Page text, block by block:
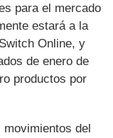
para el mercado
estará a la
Online, y
de enero de
productos por
del